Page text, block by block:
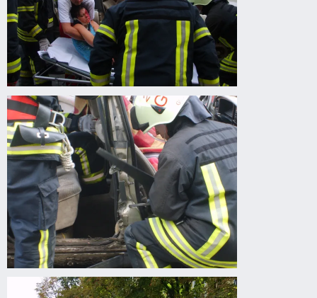
Drogprevenciós
előadás
Gyomaendrődön
Drogprevenciós
előadás